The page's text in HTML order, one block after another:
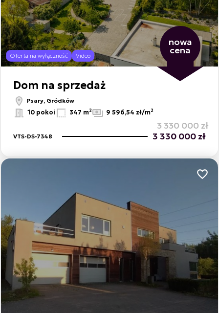
Oferta na wyłączność Video
nowa
cena
Dom na sprzedaż
Psary, Gródków
10 pokoi 347 m2 9 596,54 zł/m2
3 330 000 zł
VTS-DS-7348 3 330 000 zł